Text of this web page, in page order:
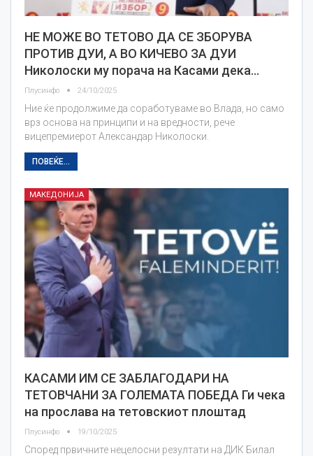
НЕ МОЖЕ ВО ТЕТОВО ДА СЕ ЗБОРУВА
ПРОТИВ ДУИ, А ВО КИЧЕВО ЗА ДУИ
Николоски му порача на Касами дека…
Плусинфо 24/10/2025
Ние ќе продолжиме да соработуваме во Влада, но само
врз основа на принципи и на вредности, рече
вицепремиерот Александар Николоски.
ПОВЕЌЕ...
МАКЕДОНИЈА
КАСАМИ ИМ СЕ ЗАБЛАГОДАРИ НА
ТЕТОВЧАНИ ЗА ГОЛЕМАТА ПОБЕДА Ги чека
на прослава на тетовскиот плоштад
Плусинфо 19/10/2025
Според првичните нецелосни резултати на ДИК Билал